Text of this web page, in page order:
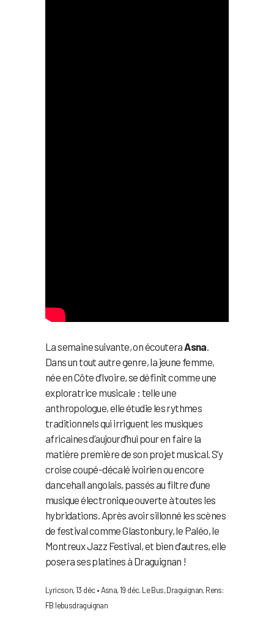
La semaine suivante, on écoutera Asna
Dans un tout autre genre, la jeune femme,
née en Côte d’Ivoire, se définit comme une
exploratrice musicale : telle une
anthropologue, elle étudie les rythmes
traditionnels qui irriguent les musiques
africaines d’aujourd’hui pour en faire la
matière première de son projet musical. S’y
croise coupé-décalé ivoirien ou encore
dancehall angolais, passés au filtre d’une
musique électronique ouverte à toutes les
hybridations. Après avoir sillonné les scènes
de festival comme Glastonbury, le Paléo, le
Montreux Jazz Festival, et bien d’autres, elle
posera ses platines à Draguignan !
Lyricson, 13 déc • Asna, 19 déc. Le Bus, Draguignan. Rens:
FB lebusdraguignan